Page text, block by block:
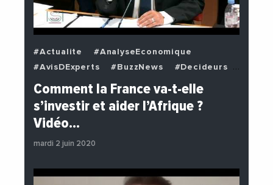
#Actualite
#AnalyseEconomique
#AvisDExperts
#BuzzNews
#Decideurs
#EchangesMediterraneens
#Economie
#PhotosEtVideos
#Politique
Comment la France va-t-elle
s’investir et aider l’Afrique ?
Vidéo…
mardi 2 juin 2020